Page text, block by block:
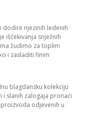
dodire njezinih ledenih
iščekivanja snježnih
žudimo za toplim
i zasladiti finim
blagdansku kolekciju
i slanih zalogaja pronaći
odjevenih u